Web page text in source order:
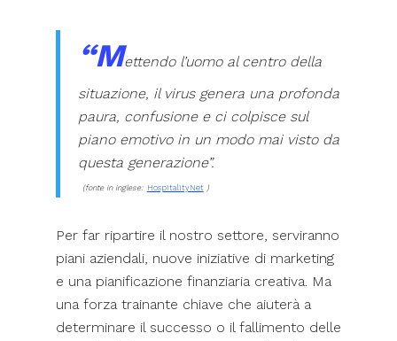
“Mettendo l’uomo al centro della
situazione, il virus genera una profonda
paura, confusione e ci colpisce sul
piano emotivo in un modo mai visto da
questa generazione”.
(fonte in inglese: HospitalityNet)
Per far ripartire il nostro settore, serviranno
piani aziendali, nuove iniziative di marketing
e una pianificazione finanziaria creativa. Ma
una forza trainante chiave che aiuterà a
determinare il successo o il fallimento delle